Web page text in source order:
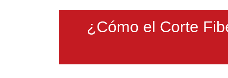
¿Cómo el Corte